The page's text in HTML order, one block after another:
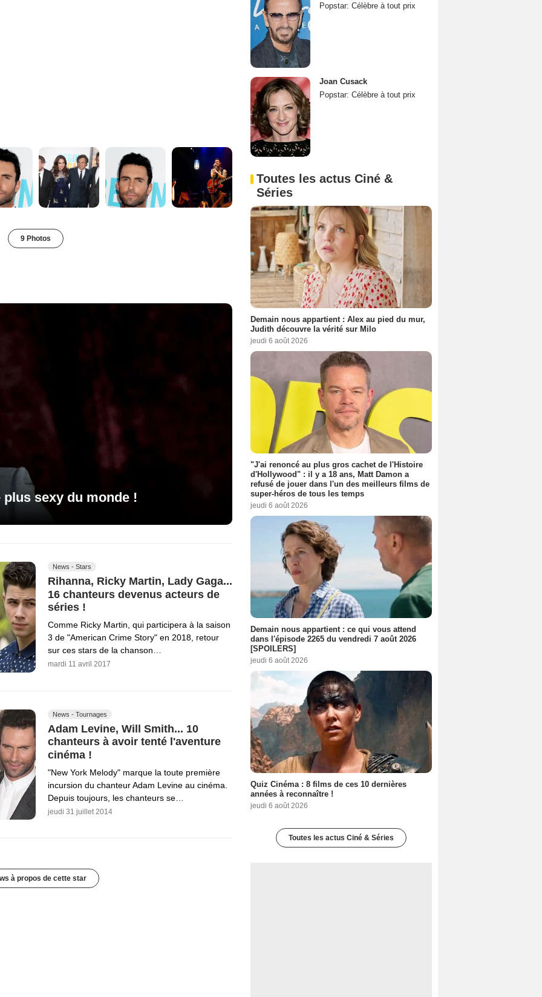
9 Photos
sexy du monde !
News - Stars
Rihanna, Ricky Martin, Lady Gaga...
16 chanteurs devenus acteurs de
séries !
Comme Ricky Martin, qui participera à la saison
3 de "American Crime Story" en 2018, retour
sur ces stars de la chanson…
mardi 11 avril 2017
News - Tournages
Adam Levine, Will Smith... 10
chanteurs à avoir tenté l'aventure
cinéma !
"New York Melody" marque la toute première
incursion du chanteur Adam Levine au cinéma.
Depuis toujours, les chanteurs se…
jeudi 31 juillet 2014
à propos de cette star
Popstar: Célèbre à tout prix
Joan Cusack
Popstar: Célèbre à tout prix
Toutes les actus Ciné &
Séries
Demain nous appartient : Alex au pied du mur,
Judith découvre la vérité sur Milo
jeudi 6 août 2026
"J'ai renoncé au plus gros cachet de l'Histoire
d'Hollywood" : il y a 18 ans, Matt Damon a
refusé de jouer dans l'un des meilleurs films de
super-héros de tous les temps
jeudi 6 août 2026
Demain nous appartient : ce qui vous attend
dans l'épisode 2265 du vendredi 7 août 2026
[SPOILERS]
jeudi 6 août 2026
Quiz Cinéma : 8 films de ces 10 dernières
années à reconnaître !
jeudi 6 août 2026
Toutes les actus Ciné & Séries